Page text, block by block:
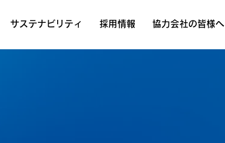
サステナビリティ 採用情報 協力会社の皆様へ